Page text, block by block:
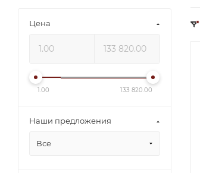
Цена
1.00 133 820.00
Наши предложения
Все